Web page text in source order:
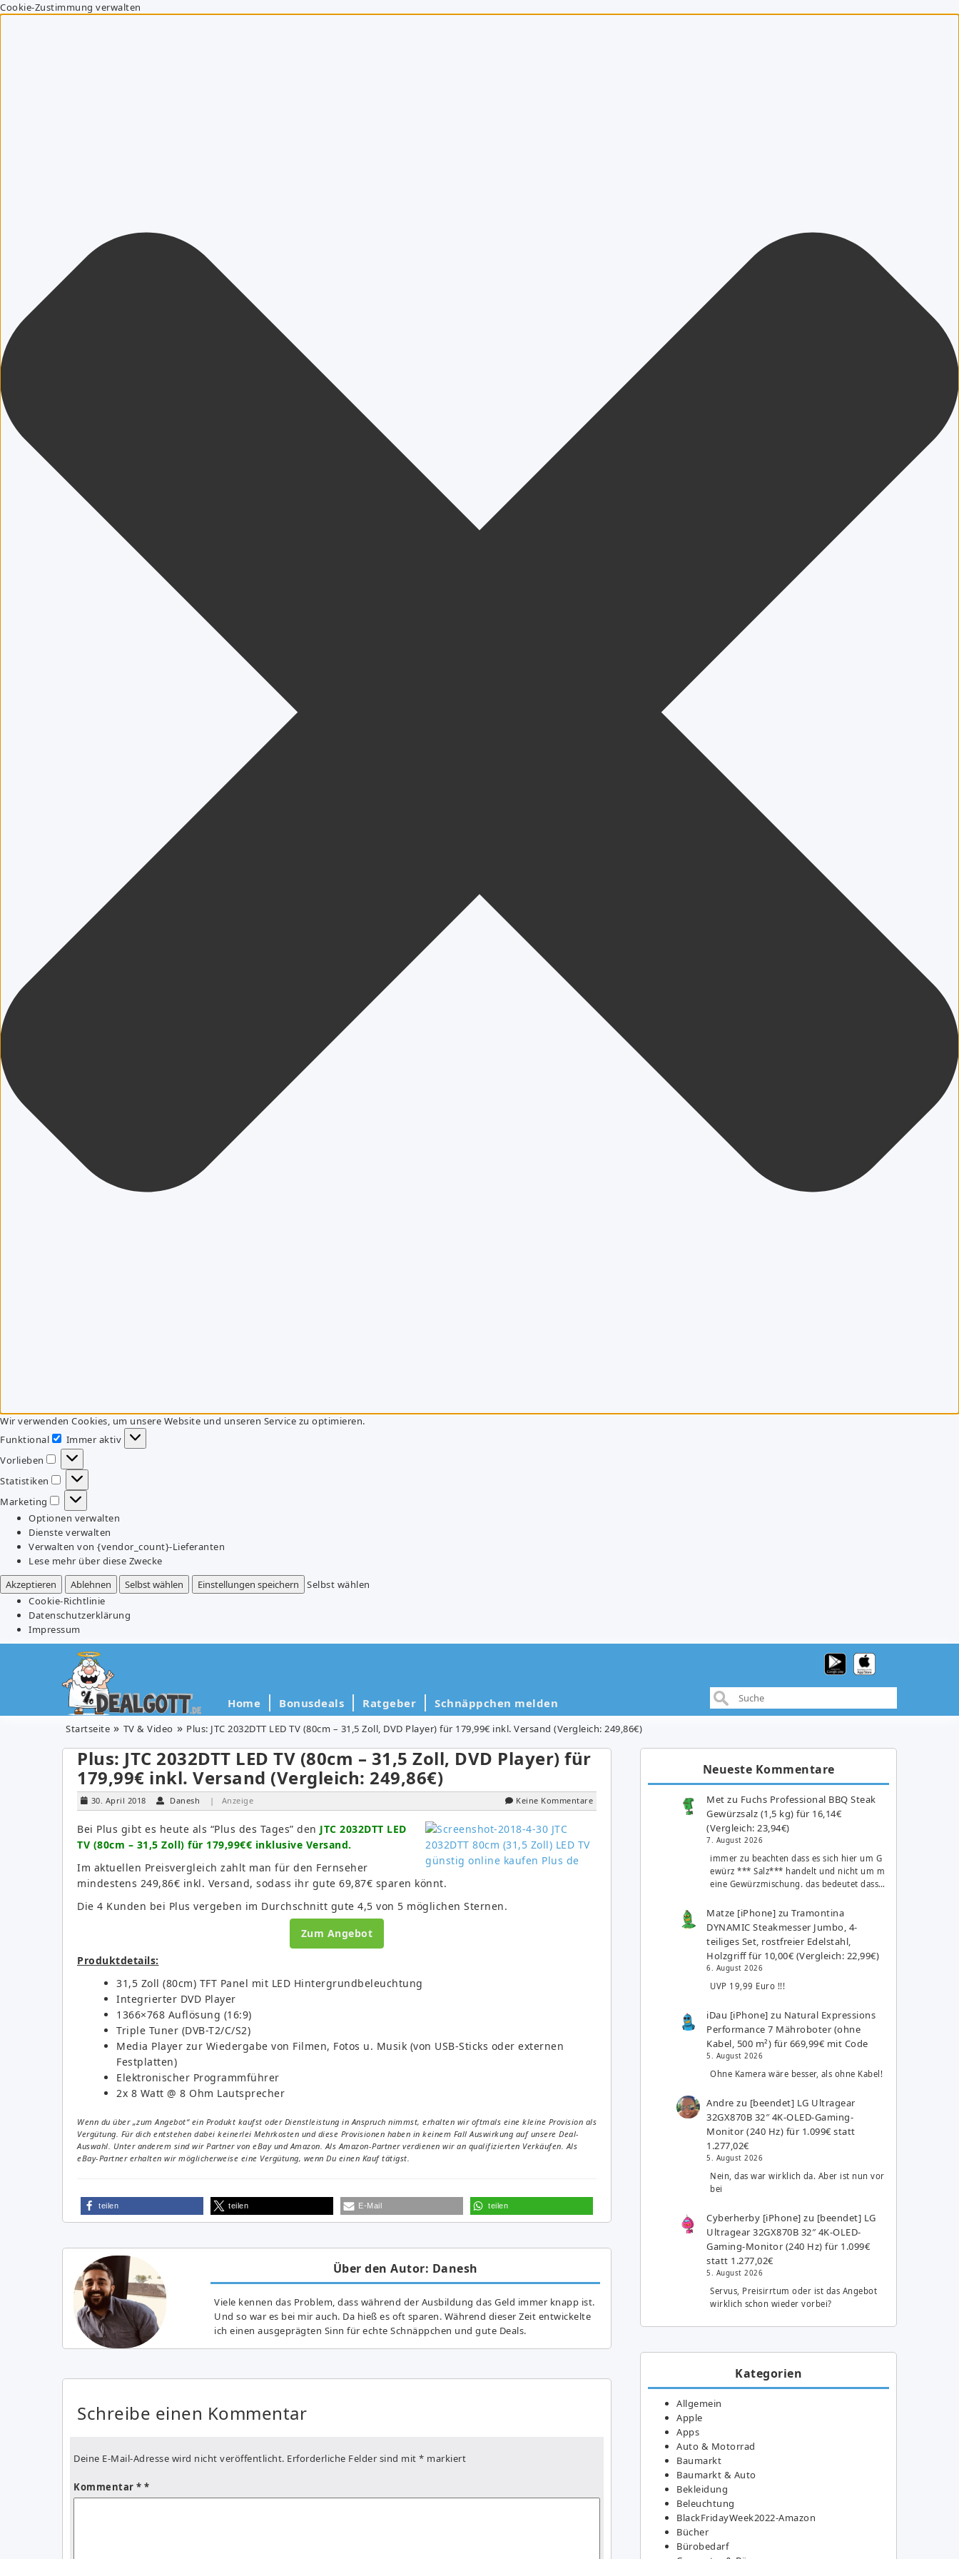
Cookie-Zustimmung verwalten
Wir verwenden Cookies, um unsere Website und unseren Service zu optimieren.
Funktional
Funktional
Immer aktiv
Vorlieben
Vorlieben
Statistiken
Statistiken
Marketing
Marketing
Optionen verwalten
Dienste verwalten
Verwalten von {vendor_count}-Lieferanten
Lese mehr über diese Zwecke
Akzeptieren
Ablehnen Selbst wählen Einstellungen speichern
Selbst wählen
Cookie-Richtlinie
Datenschutzerklärung
Impressum
Home Bonusdeals Ratgeber Schnäppchen melden
Startseite TV & Video Plus: JTC 2032DTT LED TV (80cm – 31,5 Zoll, DVD Player) für 179,99€ inkl. Versand (Vergleich: 249,86€)
Plus: JTC 2032DTT LED TV (80cm – 31,5 Zoll, DVD Player) für
179,99€ inkl. Versand (Vergleich: 249,86€)
30. April 2018 Danesh | Anzeige Keine Kommentare
Bei Plus gibt es heute als “Plus des Tages” den JTC 2032DTT LED
TV (80cm – 31,5 Zoll) für 179,99€€ inklusive Versand.
Im aktuellen Preisvergleich zahlt man für den Fernseher
mindestens 249,86€ inkl. Versand, sodass ihr gute 69,87€ sparen könnt.
Die 4 Kunden bei Plus vergeben im Durchschnitt gute 4,5 von 5 möglichen Sternen.
Zum Angebot
Produktdetails:
31,5 Zoll (80cm) TFT Panel mit LED Hintergrundbeleuchtung
Integrierter DVD Player
1366×768 Auflösung (16:9)
Triple Tuner (DVB-T2/C/S2)
Media Player zur Wiedergabe von Filmen, Fotos u. Musik (von USB-Sticks oder externen
Festplatten)
Elektronischer Programmführer
2x 8 Watt @ 8 Ohm Lautsprecher
Wenn du über „zum Angebot“ ein Produkt kaufst oder Dienstleistung in Anspruch nimmst, erhalten wir oftmals eine kleine Provision als
Vergütung. Für dich entstehen dabei keinerlei Mehrkosten und diese Provisionen haben in keinem Fall Auswirkung auf unsere Deal-
Auswahl. Unter anderem sind wir Partner von eBay und Amazon. Als Amazon-Partner verdienen wir an qualifizierten Verkäufen. Als
eBay-Partner erhalten wir möglicherweise eine Vergütung, wenn Du einen Kauf tätigst.
teilen teilen E-Mail teilen
Über den Autor: Danesh
Viele kennen das Problem, dass während der Ausbildung das Geld immer knapp ist.
Und so war es bei mir auch. Da hieß es oft sparen. Während dieser Zeit entwickelte
ich einen ausgeprägten Sinn für echte Schnäppchen und gute Deals.
Schreibe einen Kommentar
Deine E-Mail-Adresse wird nicht veröffentlicht. Erforderliche Felder sind mit * markiert
Kommentar *
Neueste Kommentare
Met zu Fuchs Professional BBQ Steak
Gewürzsalz (1,5 kg) für 16,14€
(Vergleich: 23,94€)
7. August 2026
immer zu beachten dass es sich hier um G
ewürz *** Salz*** handelt und nicht um m
eine Gewürzmischung. das bedeutet dass…
Matze [iPhone] zuTramontina
DYNAMIC Steakmesser Jumbo, 4-
teiliges Set, rostfreier Edelstahl,
Holzgriff für 10,00€ (Vergleich: 22,99€)
6. August 2026
UVP 19,99 Euro !!!
iDau [iPhone] zu Natural Expressions
Performance 7 Mähroboter (ohne
Kabel, 500 m²) für 669,99€ mit Code
5. August 2026
Ohne Kamera wäre besser, als ohne Kabel!
Andre zu [beendet] LG Ultragear
32GX870B 32″ 4K-OLED-Gaming-
Monitor (240 Hz) für 1.099€ statt
1.277,02€
5. August 2026
Nein, das war wirklich da. Aber ist nun vor
bei
Cyberherby [iPhone] zu [beendet] LG
Ultragear 32GX870B 32″ 4K-OLED-
Gaming-Monitor (240 Hz) für 1.099€
statt 1.277,02€
5. August 2026
Servus, Preisirrtum oder ist das Angebot
wirklich schon wieder vorbei?
Kategorien
Allgemein
Apple
Apps
Auto & Motorrad
Baumarkt
Baumarkt & Auto
Bekleidung
Beleuchtung
BlackFridayWeek2022-Amazon
Bücher
Bürobedarf